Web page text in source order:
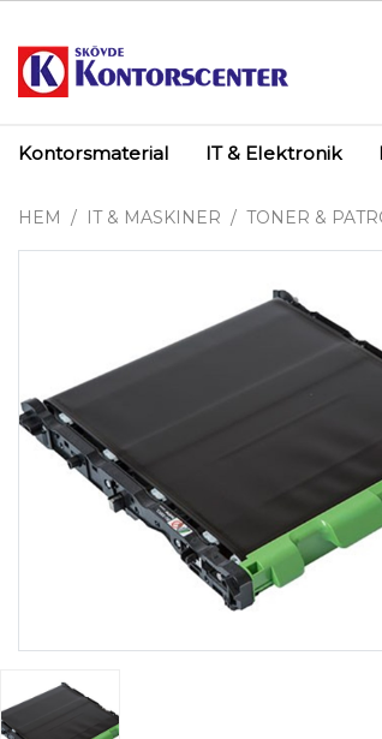
Kontorsmaterial IT & Elektronik
HEM IT & MASKINER TONER &